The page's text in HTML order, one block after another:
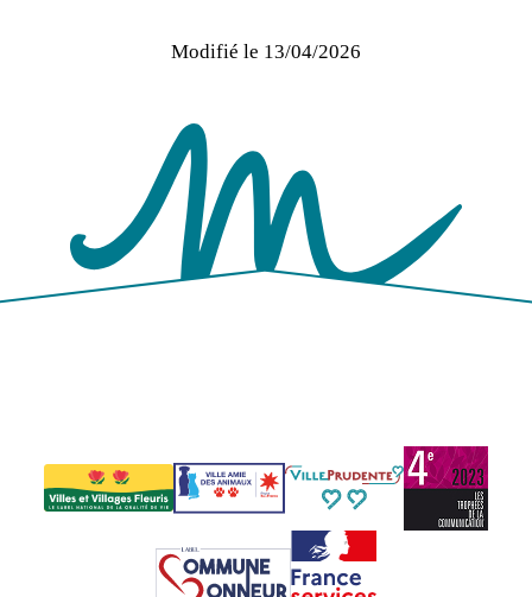
Modifié le 13/04/2026